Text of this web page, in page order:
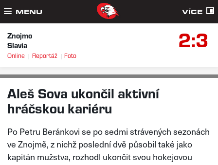
MENU VÍCE
Znojmo
Slavia
2:3
Online Reportáž Foto
REDAKCE, FOTO: NIKOLA RŮŽIČKOVÁ
Aleš Sova ukončil aktivní
hráčskou kariéru
Po Petru Beránkovi se po sedmi strávených sezonách
ve Znojmě, z nichž poslední dvě působil také jako
kapitán mužstva, rozhodl ukončit svou hokejovou